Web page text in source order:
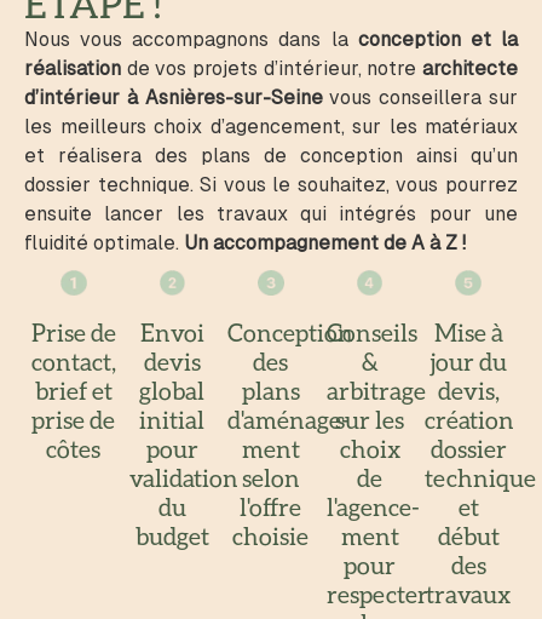
Nous vous accompagnons dans la conception et la
réalisation de vos projets d’intérieur, notre architecte
d’intérieur à Asnières-sur-Seinevous conseillera sur
les meilleurs choix d’agencement, sur les matériaux
et réalisera des plans de conception ainsi qu’un
dossier technique. Si vous le souhaitez, vous pourrez
ensuite lancer les travaux qui intégrés pour une
fluidité optimale. Un accompagnement de A à Z !
Prise de
contact,
brief et
prise de
côtes
Envoi
devis
global
initial
pour
validation
du
budget
Conception
des
plans
d'aménage-
ment
selon
l'offre
choisie
Conseils
&
arbitrage
sur les
choix
de
l'agence-
ment
pour
respecter
Mise à
jour du
devis,
création
dossier
technique
et
début
des
travaux